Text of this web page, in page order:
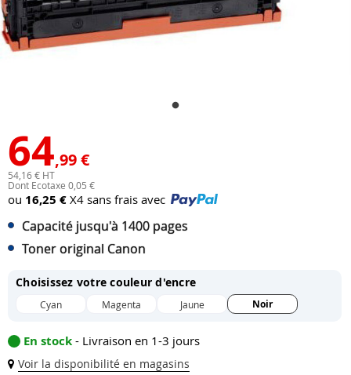
64,99 €
54,16 € HT
Dont Ecotaxe 0,05 €
ou 16,25 € X4 sans frais avec
Capacité jusqu'à 1400 pages
Toner original Canon
Choisissez votre couleur d'encre
Cyan Magenta Jaune Noir
En stock - Livraison en 1-3 jours
Voir la disponibilité en magasins